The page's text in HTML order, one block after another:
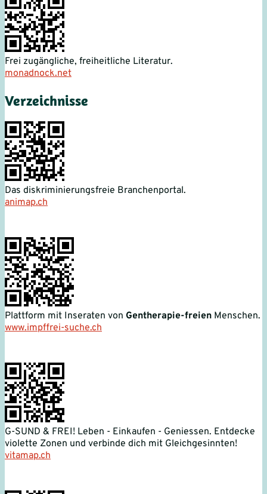
Frei zugängliche, freiheitliche Literatur.
monadnock.net
Verzeichnisse
Das diskriminierungsfreie Branchenportal.
animap.ch
Plattform mit Inseraten von Gentherapie-freien Menschen.
www.impffrei-suche.ch
G-SUND & FREI! Leben - Einkaufen - Geniessen. Entdecke
violette Zonen und verbinde dich mit Gleichgesinnten!
vitamap.ch